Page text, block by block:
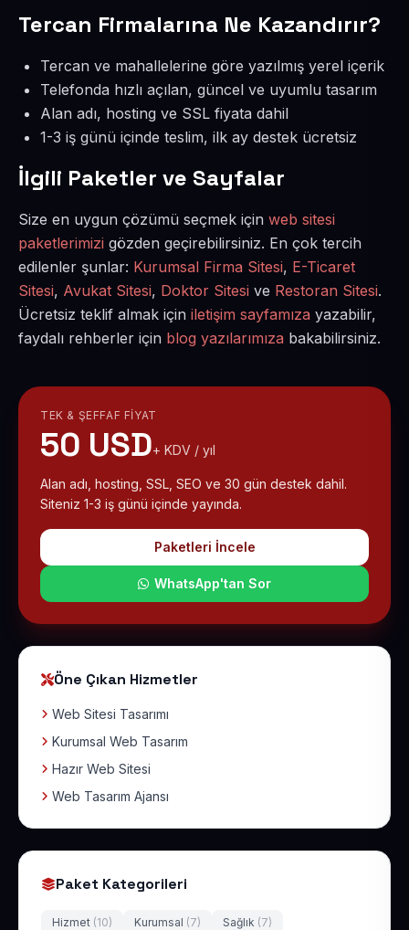
Tercan Firmalarına Ne Kazandırır?
Tercan ve mahallelerine göre yazılmış yerel içerik
Telefonda hızlı açılan, güncel ve uyumlu tasarım
Alan adı, hosting ve SSL fiyata dahil
1-3 iş günü içinde teslim, ilk ay destek ücretsiz
İlgili Paketler ve Sayfalar
Size en uygun çözümü seçmek için web sitesi
paketlerimizi gözden geçirebilirsiniz. En çok tercih
edilenler şunlar: Kurumsal Firma Sitesi, E-Ticaret
Sitesi, Avukat Sitesi, Doktor Sitesi ve Restoran Sitesi.
Ücretsiz teklif almak için iletişim sayfamıza yazabilir,
faydalı rehberler için blog yazılarımıza bakabilirsiniz.
TEK & ŞEFFAF FIYAT
50 USD+ KDV / yıl
Alan adı, hosting, SSL, SEO ve 30 gün destek dahil.
Siteniz 1-3 iş günü içinde yayında.
Paketleri İncele
WhatsApp'tan Sor
Öne Çıkan Hizmetler
Web Sitesi Tasarımı
Kurumsal Web Tasarım
Hazır Web Sitesi
Web Tasarım Ajansı
Paket Kategorileri
Hizmet (10) Kurumsal (7) Sağlık (7)